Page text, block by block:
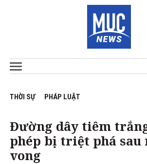
THỜI SỰ PHÁP LUẬT
Đường dây tiêm
phép bị triệt phá sau
vong